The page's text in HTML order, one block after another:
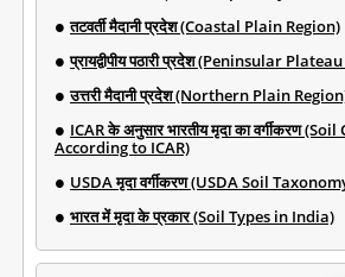
तटवर्ती मैदानी प्रदेश (Coastal Plain Region)
प्रायद्वीपीय पठारी प्रदेश (Peninsular
उत्तरी मैदानी प्रदेश (Northern Plain
ICAR के अनुसार भारतीय मृदा का वर्गीकरण
According to ICAR)
USDA मृदा वर्गीकरण (USDA Soil
भारत में मृदा के प्रकार (Soil Types in India)